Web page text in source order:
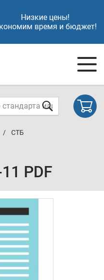
Низкие цены!
время и бюджет!
СТБ
PDF